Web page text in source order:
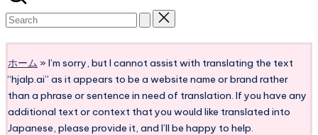
ホーム » I’m sorry, but I cannot assist with translating the text
“hjalp.ai” as it appears to be a website name or brand rather
than a phrase or sentence in need of translation. If you have any
additional text or context that you would like translated into
Japanese, please provide it, and I’ll be happy to help.